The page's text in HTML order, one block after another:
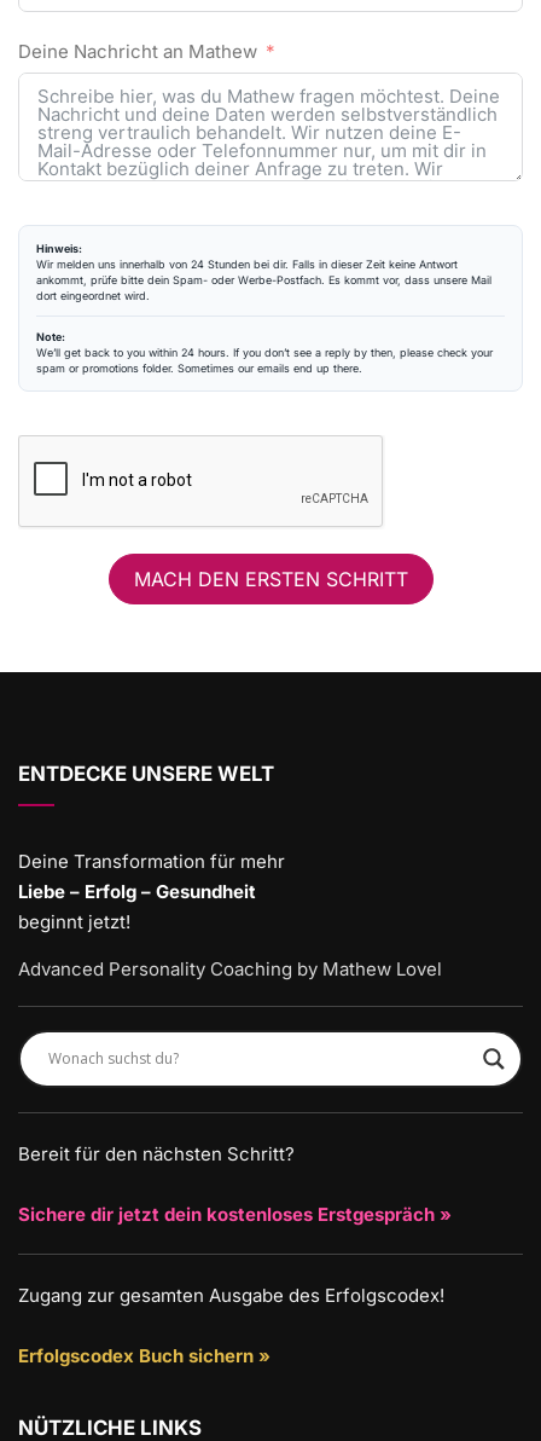
Deine Nachricht an Mathew
Hinweis:
Wir melden uns innerhalb von 24 Stunden bei dir. Falls in dieser Zeit keine Antwort
ankommt, prüfe bitte dein Spam- oder Werbe-Postfach. Es kommt vor, dass unsere Mail
dort eingeordnet wird.
Note:
We’ll get back to you within 24 hours. If you don’t see a reply by then, please check your
spam or promotions folder. Sometimes our emails end up there.
MACH DEN ERSTEN SCHRITT
ENTDECKE UNSERE WELT
Deine Transformation für mehr
Liebe – Erfolg – Gesundheit
beginnt jetzt!
Advanced Personality Coaching by Mathew Lovel
Bereit für den nächsten Schritt?
Sichere dir jetzt dein kostenloses Erstgespräch »
Zugang zur gesamten Ausgabe des Erfolgscodex!
Erfolgscodex Buch sichern »
NÜTZLICHE LINKS